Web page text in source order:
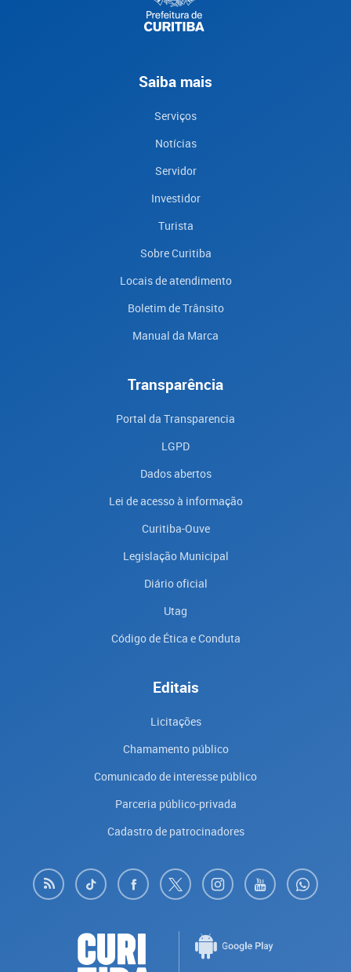
Saiba mais
Serviços
Notícias
Servidor
Investidor
Turista
Sobre Curitiba
Locais de atendimento
Boletim de Trânsito
Manual da Marca
Transparência
Portal da Transparencia
LGPD
Dados abertos
Lei de acesso à informação
Curitiba-Ouve
Legislação Municipal
Diário oficial
Utag
Código de Ética e Conduta
Editais
Licitações
Chamamento público
Comunicado de interesse público
Parceria público-privada
Cadastro de patrocinadores